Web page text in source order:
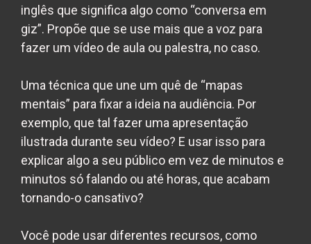
inglês que significa algo como “conversa em
giz”. Propõe que se use mais que a voz para
fazer um vídeo de aula ou palestra, no caso.
Uma técnica que une um quê de “mapas
mentais” para fixar a ideia na audiência. Por
exemplo, que tal fazer uma apresentação
ilustrada durante seu vídeo? E usar isso para
explicar algo a seu público em vez de minutos e
minutos só falando ou até horas, que acabam
tornando-o cansativo?
Você pode usar diferentes recursos, como